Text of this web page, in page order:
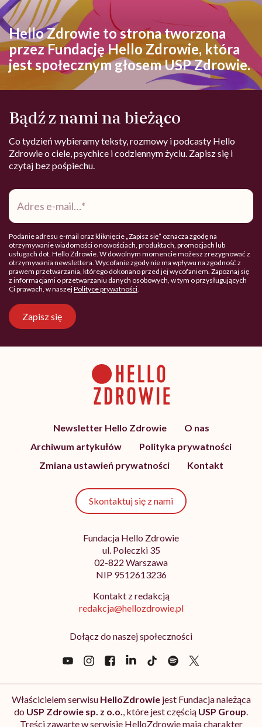
Hello Zdrowie to strona tworzona
przez Fundację Hello Zdrowie, która
jest społecznym głosem USP Zdrowie.
Bądź z nami na bieżąco
Co tydzień wybieramy teksty, rozmowy i podcasty Hello
Zdrowie o ciele, psychice i codziennym życiu. Zapisz się i
czytaj bez pośpiechu.
Adres
mail*
Podanie adresu e-mail oraz kliknięcie „Zapisz się” oznacza zgodę na
otrzymywanie wiadomości o nowościach, produktach, promocjach lub
usługach dot. Hello Zdrowie. W dowolnym momencie możesz zrezygnować z
otrzymywania newslettera. Wycofanie zgody nie ma wpływu na zgodność z
prawem przetwarzania, którego dokonano przed jej wycofaniem. Zapoznaj się
z informacjami o przetwarzaniu danych osobowych, w tym o przysługujących
Ci prawach, w naszejPolityce prywatności.
Zapisz się
Newsletter Hello Zdrowie
O nas
Archiwum artykułów
Polityka prywatności
Zmiana ustawień prywatności
Kontakt
Skontaktuj się z nami
Fundacja Hello Zdrowie
ul. Poleczki 35
02-822 Warszawa
NIP 9512613236
Kontakt z redakcją
redakcja@hellozdrowie.pl
Dołącz do naszej społeczności
Właścicielem serwisu HelloZdrowiejest Fundacja należąca
do USP Zdrowie sp. z o.o., które jest częścią USP Group.
Treści zawarte w serwisie HelloZdrowie mają charakter